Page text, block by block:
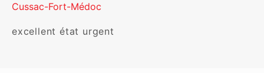
Cussac-Fort-Médoc
excellent état urgent